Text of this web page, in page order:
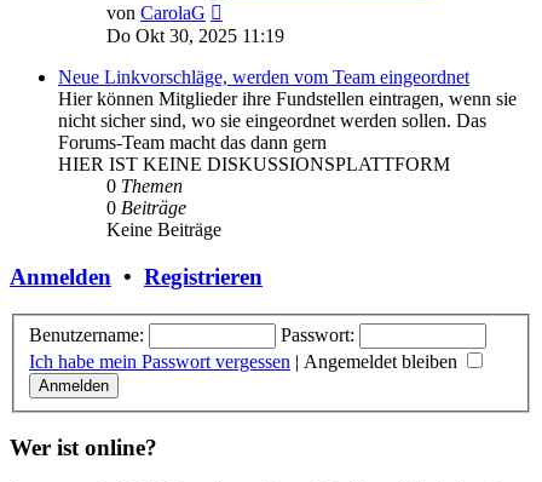
von CarolaG
Beitrag
Do Okt 30, 2025 11:19
Neue Linkvorschläge, werden vom Team eingeordnet
Hier können Mitglieder ihre Fundstellen eintragen, wenn sie
nicht sicher sind, wo sie eingeordnet werden sollen. Das
Forums-Team macht das dann gern
HIER IST KEINE DISKUSSIONSPLATTFORM
0 Themen
0 Beiträge
Keine Beiträge
Anmelden • Registrieren
Benutzername:
Passwort:
Ich habe mein Passwort vergessen | Angemeldet bleiben
Wer ist online?